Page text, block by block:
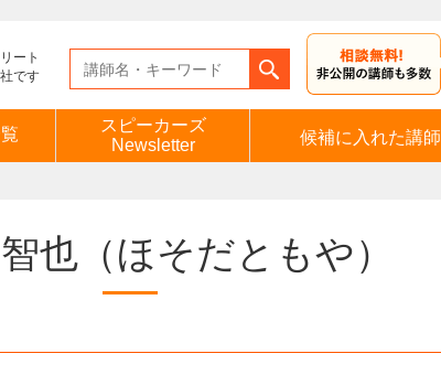
ート
です
スピーカーズ
Newsletter
候補に入れた講師
也（ほそだともや）